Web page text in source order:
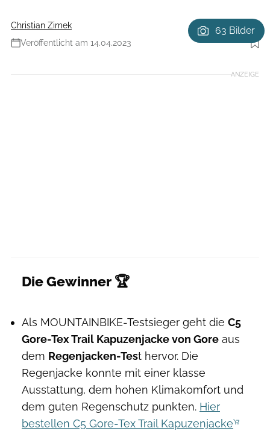
Christian Zimek
Veröffentlicht am 14.04.2023
Foto: Stefan Eigner
63 Bilder
ANZEIGE
Die Gewinner 🏆
Als MOUNTAINBIKE-Testsieger geht die C5
Gore-Tex Trail Kapuzenjacke von Gore aus
dem Regenjacken-Test hervor. Die
Regenjacke konnte mit einer klasse
Ausstattung, dem hohen Klimakomfort und
dem guten Regenschutz punkten. Hier
bestellen C5 Gore-Tex Trail Kapuzenjacke